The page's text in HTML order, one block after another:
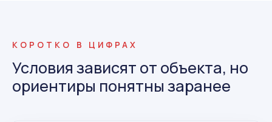
КОРОТКО В ЦИФРАХ
Условия зависят от объекта, но
ориентиры понятны заранее